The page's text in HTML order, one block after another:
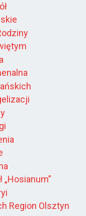
Region Olsztyn